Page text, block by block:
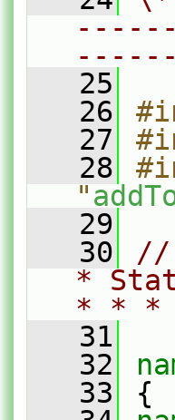
   25
   26
   27
   28
"
   29
   30
//
*
* *
   31
   32
   33
{